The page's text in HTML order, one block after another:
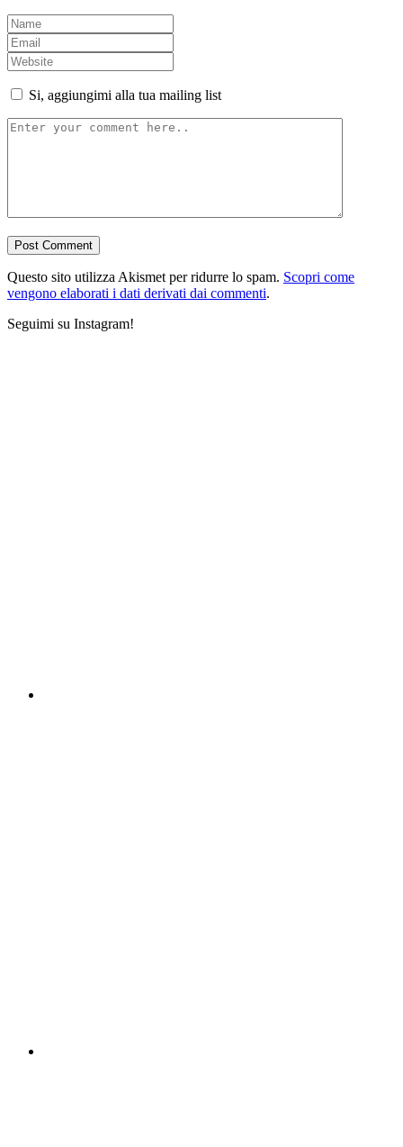
Si, aggiungimi alla tua mailing list
Questo sito utilizza Akismet per ridurre lo spam. Scopri come
vengono elaborati i dati derivati dai commenti.
Seguimi su Instagram!